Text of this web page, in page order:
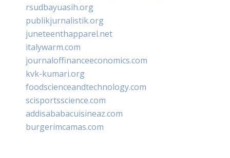
rsudbayuasih.org
publikjurnalistik.org
juneteenthapparel.net
italywarm.com
journaloffinanceeconomics.com
kvk-kumari.org
foodscienceandtechnology.com
scisportsscience.com
addisababacuisineaz.com
burgerimcamas.com